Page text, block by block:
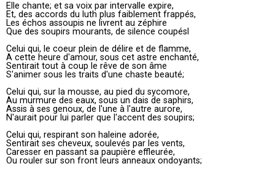
Elle chante; et sa voix par intervalle expire,
Et, des accords du luth plus faiblement frappés,
Les échos assoupis ne livrent au zéphire
Que des soupirs mourants, de silence coupésl
Celui qui, le coeur plein de délire et de flamme,
A cette heure d'amour, sous cet astre enchanté,
Sentirait tout à coup le rêve de son âme
S'animer sous les traits d'une chaste beauté;
Celui qui, sur la mousse, au pied du sycomore,
Au murmure des eaux, sous un dais de saphirs,
Assis à ses genoux, de l'une à l'autre aurore,
N'aurait pour lui parler que l'accent des soupirs;
Celui qui, respirant son haleine adorée,
Sentirait ses cheveux, soulevés par les vents,
Caresser en passant sa paupière effleurée,
Ou rouler sur son front leurs anneaux ondoyants;